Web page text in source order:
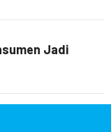
Jadi